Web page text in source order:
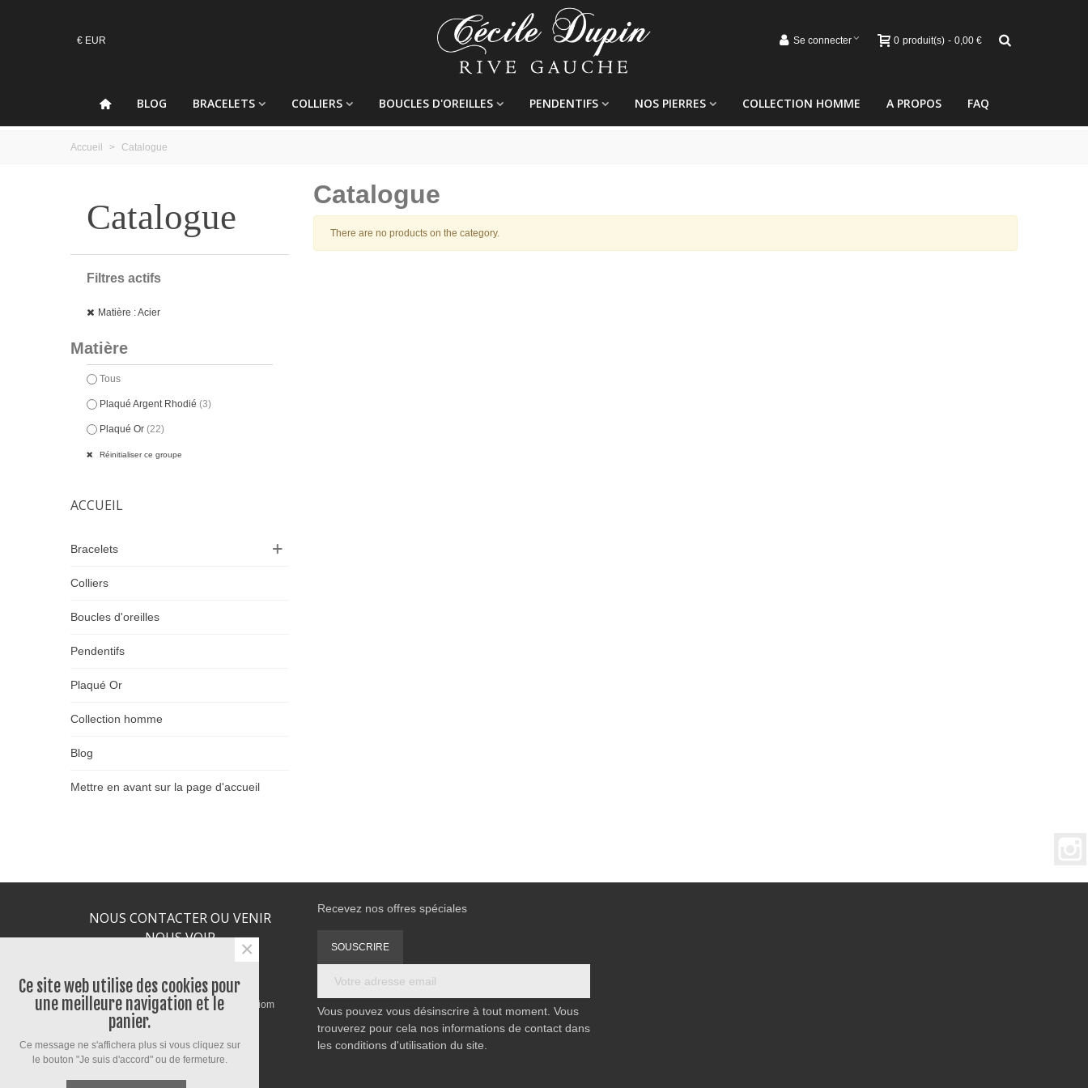
€ EUR Se connecter 0 produit(s) - 0,00 €
BLOG BRACELETS COLLIERS BOUCLES D'OREILLES PENDENTIFS NOS PIERRES COLLECTION HOMME A PROPOS FAQ
Accueil > Catalogue
Catalogue
Filtres actifs
Matière : Acier
Matière
Tous
Plaqué Argent Rhodié (3)
Plaqué Or (22)
Réinitialiser ce groupe
ACCUEIL
Bracelets
Colliers
Boucles d'oreilles
Pendentifs
Plaqué Or
Collection homme
Blog
Mettre en avant sur la page d'accueil
Catalogue
There are no products on the category.
NOUS CONTACTER OU VENIR
NOUS VOIR
Email : contact@ceciledupin.fr
Adresse : 7 rue du Commerce 63200 Riom
Recevez nos offres spéciales
Vous pouvez vous désinscrire à tout moment. Vous
trouverez pour cela nos informations de contact dans
les conditions d'utilisation du site.
Ce site web utilise des cookies pour
une meilleure navigation et le
panier.
Ce message ne s'affichera plus si vous cliquez sur
le bouton "Je suis d'accord" ou de fermeture.
×